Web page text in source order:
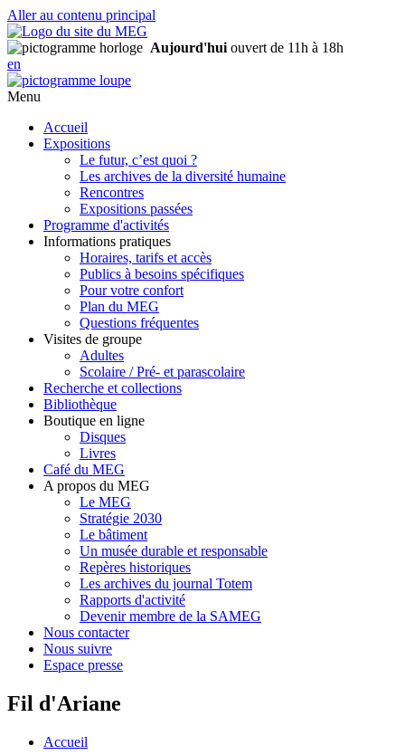
Aller au contenu principal
Aujourd'hui ouvert de 11h à 18h
en
Menu
Accueil
Expositions
Le futur, c’est quoi ?
Les archives de la diversité humaine
Rencontres
Expositions passées
Programme d'activités
Informations pratiques
Horaires, tarifs et accès
Publics à besoins spécifiques
Pour votre confort
Plan du MEG
Questions fréquentes
Visites de groupe
Adultes
Scolaire / Pré- et parascolaire
Recherche et collections
Bibliothèque
Boutique en ligne
Disques
Livres
Café du MEG
A propos du MEG
Le MEG
Stratégie 2030
Le bâtiment
Un musée durable et responsable
Repères historiques
Les archives du journal Totem
Rapports d'activité
Devenir membre de la SAMEG
Nous contacter
Nous suivre
Espace presse
Fil d'Ariane
Accueil